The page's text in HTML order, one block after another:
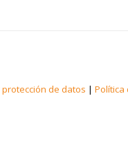
de datos | Política